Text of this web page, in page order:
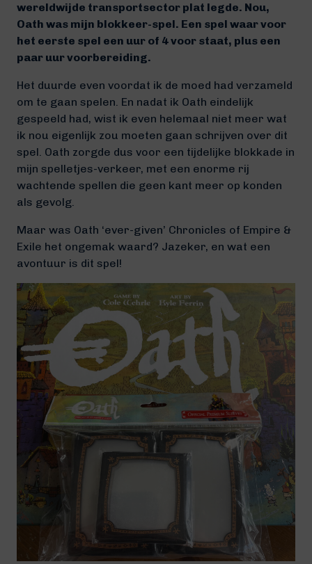
wereldwijde transportsector plat legde. Nou,
Oath was mijn blokkeer-spel. Een spel waar voor
het eerste spel een uur of 4 voor staat, plus een
paar uur voorbereiding.
Het duurde even voordat ik de moed had verzameld
om te gaan spelen. En nadat ik Oath eindelijk
gespeeld had, wist ik even helemaal niet meer wat
ik nou eigenlijk zou moeten gaan schrijven over dit
spel. Oath zorgde dus voor een tijdelijke blokkade in
mijn spelletjes-verkeer, met een enorme rij
wachtende spellen die geen kant meer op konden
als gevolg.
Maar was Oath ‘ever-given’ Chronicles of Empire &
Exile het ongemak waard? Jazeker, en wat een
avontuur is dit spel!